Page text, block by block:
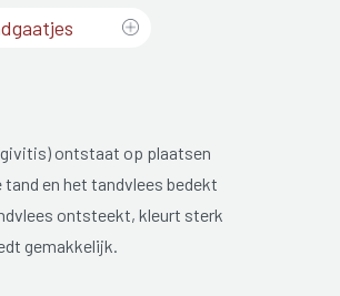
ontstaat op plaatsen
en het tandvlees bedekt
ontsteekt, kleurt sterk
gemakkelijk.